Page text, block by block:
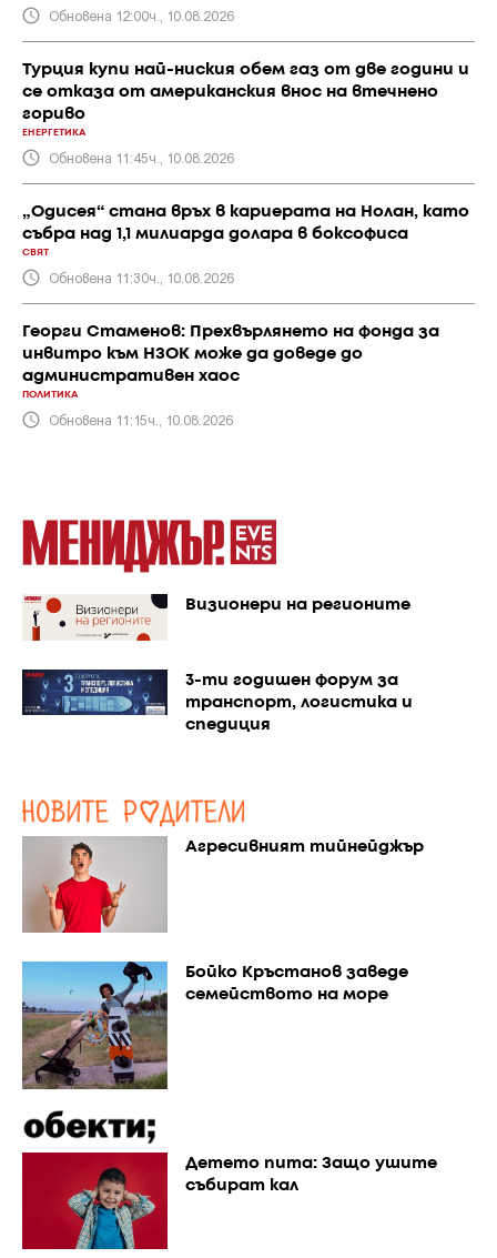
Обновена 12:00ч., 10.08.2026
Турция купи най-ниския обем газ от две години и
се отказа от американския внос на втечнено
гориво
ЕНЕРГЕТИКА
Обновена 11:45ч., 10.08.2026
„Одисея“ стана връх в кариерата на Нолан, като
събра над 1,1 милиарда долара в боксофиса
СВЯТ
Обновена 11:30ч., 10.08.2026
Георги Стаменов: Прехвърлянето на фонда за
инвитро към НЗОК може да доведе до
административен хаос
ПОЛИТИКА
Обновена 11:15ч., 10.08.2026
Визионери на регионите
3-ти годишен форум за
транспорт, логистика и
спедиция
Агресивният тийнейджър
Бойко Кръстанов заведе
семейството на море
Детето пита: Защо ушите
събират кал